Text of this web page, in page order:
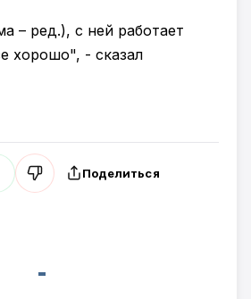
– ред.), с ней работает
хорошо", - сказал
Поделиться